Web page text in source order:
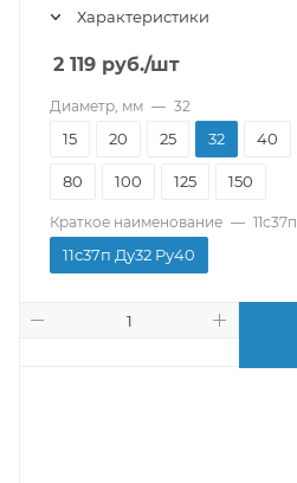
Характеристики
2 119 руб./шт
Диаметр, мм — 32
15 20 25 32 40
80 100 125 150
Краткое наименование —
11с37п Ду32 Pу40